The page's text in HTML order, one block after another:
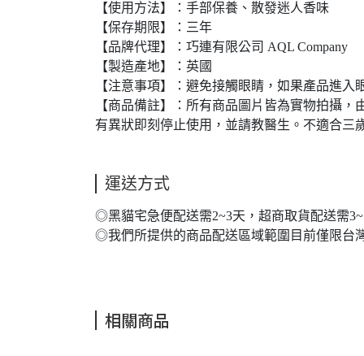
【使用方法】：手部保養、散發迷人香味
【保存期限】：三年
【品牌代理】：巧連有限公司 AQL Company
【製造產地】：英國
【注意事項】：避免接觸眼睛，如果產品進
【商品備註】：所有商品圖片皆為實物拍攝
有異狀即刻停止使用，並請教醫生。不適合三
運送方式
◎黑貓宅急便配送需2~3天，超商取貨配送需
◎我們所提供的商品配送區域範圍目前僅限台
相關商品